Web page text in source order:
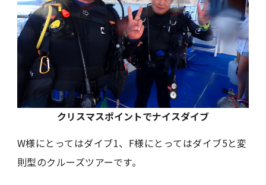
クリスマスポイントでナイスダイブ
W様にとってはダイブ1、F様にとってはダイブ5と変
則型のクルーズツアーです。